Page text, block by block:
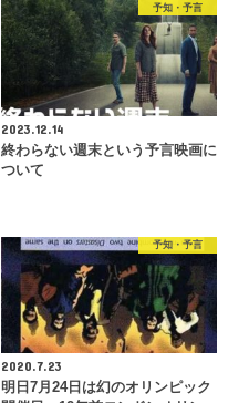
予知・予言
2023.12.14
終わらない週末という予言映画に
ついて
予知・予言
2020.7.23
明日7月24日は幻のオリンピック